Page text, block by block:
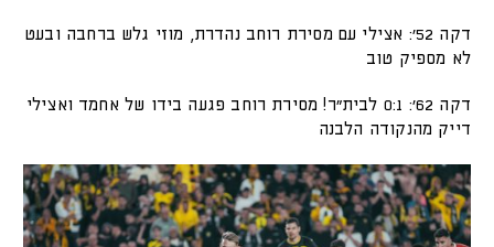
דקה 52׳: אצילי עם מסירת רוחב נהדרת, מוזי גלש ברחבה ובעט
לא מספיק טוב
דקה 62׳: 0:1 לבית"ר! מסירת רוחב פגעה בידו של אחמד ואצילי
דייק מהנקודה הלבנה